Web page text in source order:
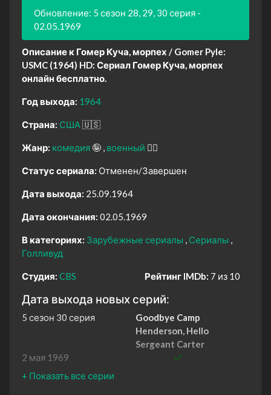
Обновление: 5 сезон 28, 29, 30 серия -
02.05.1969
Описание к Гомер Куча, морпех / Gomer Pyle:
USMC (1964) HD: Сериал Гомер Куча, морпех
онлайн бесплатно.
Год выхода: 1964
Страна: США🇺🇸
Жанр: комедия 🤪 военный 👨‍✈️
Статус сериала: Отменен/Завершен
Дата выхода: 25.09.1964
Дата окончания: 02.05.1969
В категориях: Зарубежные сериалы
Сериалы
Голливуд
Студия: CBS Рейтинг IMDb: 7 из 10
Дата выхода новых серий:
5 сезон 30 серия
Goodbye Camp
Henderson, Hello
Sergeant Carter
2 мая 1969
5 сезон 29 серия